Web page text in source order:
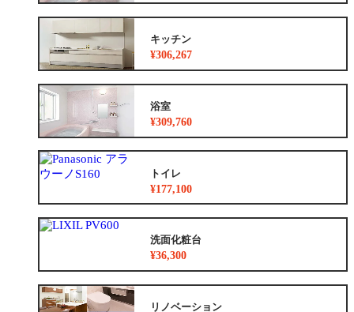
キッチン
¥306,267
浴室
¥309,760
トイレ
¥177,100
洗面化粧台
¥36,300
リノベーション